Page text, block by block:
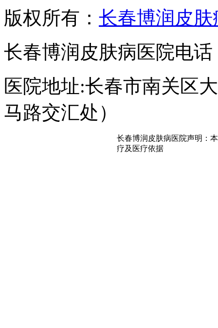
版权所有： 长春博润皮肤
长春博润皮肤病医院电话
医院地址:长春市南关区
马路交汇处）
长春博润皮肤病医院声明：
疗及医疗依据